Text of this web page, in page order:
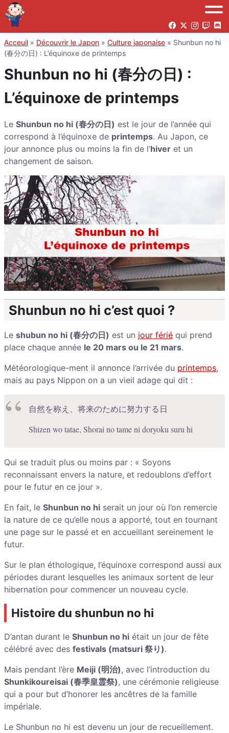
Acceuil » Découvrir le Japon » Culture japonaise » Shunbun no hi
(春分の日) : L’équinoxe de printemps
Shunbun no hi (春分の日) :
L’équinoxe de printemps
Le Shunbun no hi (春分の日) est le jour de l’année qui
correspond à l’équinoxe de printemps. Au Japon, ce
jour annonce plus ou moins la fin de l’hiver et un
changement de saison.
Shunbun no hi c’est quoi ?
Le shubun no hi (春分の日) est un jour férié qui prend
place chaque année le 20 mars ou le 21 mars.
Météorologique-ment il annonce l’arrivée du printemps,
mais au pays Nippon on a un vieil adage qui dit :
自然を称え、将来のために努力する日
Shizen wo tatae, Shorai no tame ni doryoku suru hi
Qui se traduit plus ou moins par : « Soyons
reconnaissant envers la nature, et redoublons d’effort
pour le futur en ce jour ».
En fait, le Shunbun no hi serait un jour où l’on remercie
la nature de ce qu’elle nous a apporté, tout en tournant
une page sur le passé et en accueillant sereinement le
futur.
Sur le plan éthologique, l’équinoxe correspond aussi aux
périodes durant lesquelles les animaux sortent de leur
hibernation pour commencer un nouveau cycle.
Histoire du shunbun no hi
D’antan durant le Shunbun no hi était un jour de fête
célébré avec des festivals (matsuri 祭り).
Mais pendant l’ère Meiji (明治), avec l’introduction du
Shunkikoureisai (春季皇霊祭), une cérémonie religieuse
qui a pour but d’honorer les ancêtres de la famille
impériale.
Le Shunbun no hi est devenu un jour de recueillement.